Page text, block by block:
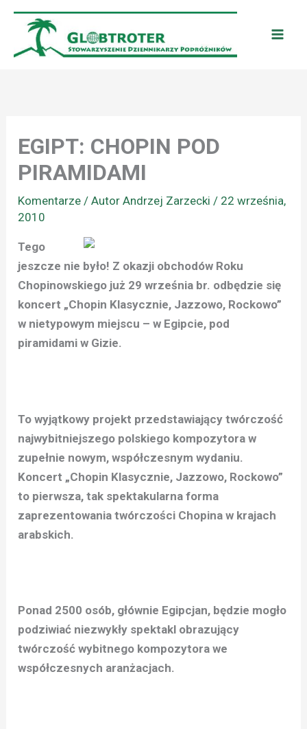
Przejdź
treści
EGIPT: CHOPIN POD
PIRAMIDAMI
Komentarze / Autor Andrzej Zarzecki/ 22 września,
2010
Tego
jeszcze nie było! Z okazji obchodów Roku
Chopinowskiego już 29 września br. odbędzie się
koncert „Chopin Klasycznie, Jazzowo, Rockowo”
w nietypowym miejscu – w Egipcie, pod
piramidami w Gizie.
To wyjątkowy projekt przedstawiający twórczość
najwybitniejszego polskiego kompozytora w
zupełnie nowym, współczesnym wydaniu.
Koncert „Chopin Klasycznie, Jazzowo, Rockowo”
to pierwsza, tak spektakularna forma
zaprezentowania twórczości Chopina w krajach
arabskich.
Ponad 2500 osób, głównie Egipcjan, będzie mogło
podziwiać niezwykły spektakl obrazujący
twórczość wybitnego kompozytora we
współczesnych aranżacjach.